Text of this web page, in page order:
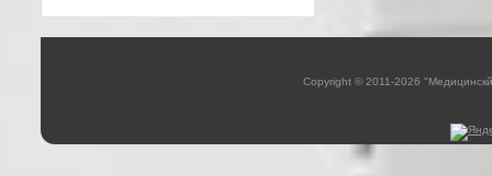
Copyright © 2011-2026